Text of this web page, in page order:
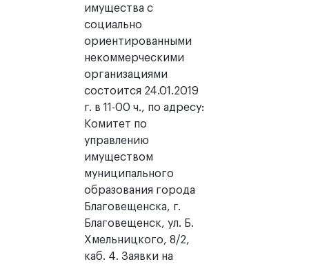
имущества с
социально
ориентированными
некоммерческими
организациями
состоится 24.01.2019
г. в 11-00 ч., по адресу:
Комитет по
управлению
имуществом
муниципального
образования города
Благовещенска, г.
Благовещенск, ул. Б.
Хмельницкого, 8/2,
каб. 4. Заявки на